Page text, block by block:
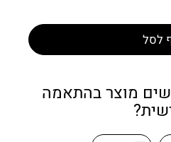
לסל
מוצר בהתאמה